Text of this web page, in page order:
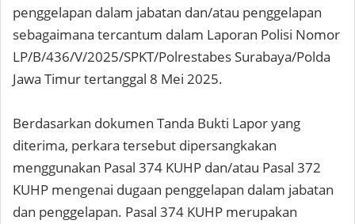
penggelapan dalam jabatan dan/atau penggelapan
sebagaimana tercantum dalam Laporan Polisi Nomor
LP/B/436/V/2025/SPKT/Polrestabes Surabaya/Polda
Jawa Timur tertanggal 8 Mei 2025.
Berdasarkan dokumen Tanda Bukti Lapor yang
diterima, perkara tersebut dipersangkakan
menggunakan Pasal 374 KUHP dan/atau Pasal 372
KUHP mengenai dugaan penggelapan dalam jabatan
dan penggelapan. Pasal 374 KUHP merupakan